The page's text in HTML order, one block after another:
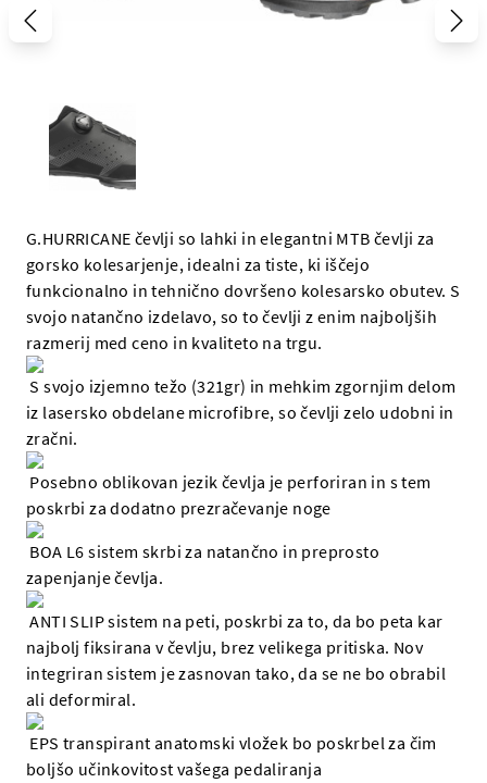
G.HURRICANE čevlji so lahki in elegantni MTB čevlji za
gorsko kolesarjenje, idealni za tiste, ki iščejo
funkcionalno in tehnično dovršeno kolesarsko obutev. S
svojo natančno izdelavo, so to čevlji z enim najboljših
razmerij med ceno in kvaliteto na trgu.
S svojo izjemno težo (321gr) in mehkim zgornjim delom
iz lasersko obdelane microfibre, so čevlji zelo udobni in
zračni.
Posebno oblikovan jezik čevlja je perforiran in s tem
poskrbi za dodatno prezračevanje noge
BOA L6 sistem skrbi za natančno in preprosto
zapenjanje čevlja.
ANTI SLIP sistem na peti, poskrbi za to, da bo peta kar
najbolj fiksirana v čevlju, brez velikega pritiska. Nov
integriran sistem je zasnovan tako, da se ne bo obrabil
ali deformiral.
EPS transpirant anatomski vložek bo poskrbel za čim
boljšo učinkovitost vašega pedaliranja